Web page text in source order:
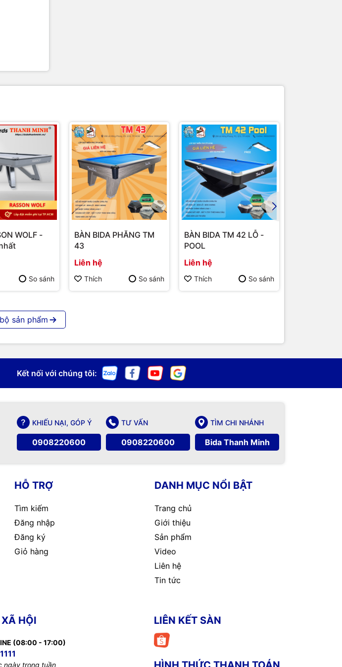
WOLF -
So sánh
BÀN BIDA PHĂNG TM
43
Liên hệ
Thích So sánh
BÀN BIDA TM 42 LỖ -
POOL
Liên hệ
Thích So sánh
sản phẩm
Bàn Bida)
những nhà sản xuất, cung cấp linh kiện
hàng đầu Việt Nam
SẢN PHẨM CHÍNH HÃNG
Cung cấp sản phẩm chính hãng của các
thương hiệu nổi tiếng trên thế giới
SẢN PHẨM MỚI 100%
Cam kết toàn bộ sản phẩm cung cấp
mới 100%
Kết nối với chúng tôi:
KHIẾU NẠI, GÓP Ý
0908220600
TƯ VẤN
0908220600
TÌM CHI NHÁNH
Bida Thanh Minh
HỖ TRỢ
Tìm kiếm
Đăng nhập
Đăng ký
Giỏ hàng
DANH MỤC NỔI BẬT
Trang chủ
Giới thiệu
Sản phẩm
Video
Liên hệ
Tin tức
HỘI
(08:00 - 17:00)
ngày trong tuần
LIÊN KẾT SÀN